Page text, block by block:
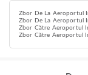
Zbor De La Aeroportul
Zbor De La Aeroportul
Zbor Către Aeroportul
Zbor Către Aeroportul